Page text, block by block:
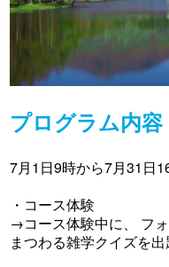
プログラム内容
7月1日9時から7月31日
・コース体験
→コース体験中に、 フ
まつわる雑学クイズを